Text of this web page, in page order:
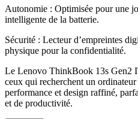
Autonomie : Optimisée pour une
intelligente de la batterie.
Sécurité : Lecteur d’empreintes
physique pour la confidentialité.
Le Lenovo ThinkBook 13s Gen2
ceux qui recherchent un
performance et design raffiné,
et de productivité.